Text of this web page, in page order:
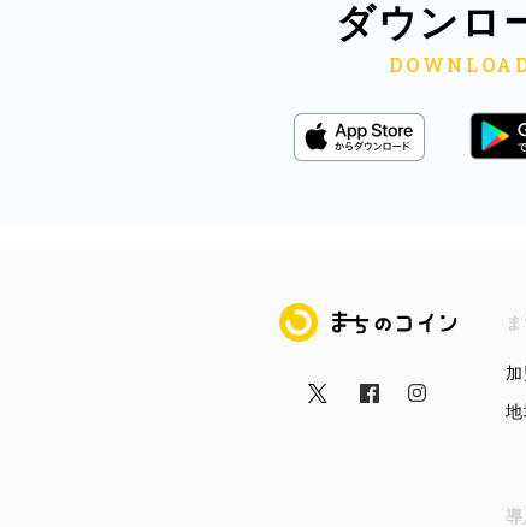
ダウンロ
まちのコイン
導